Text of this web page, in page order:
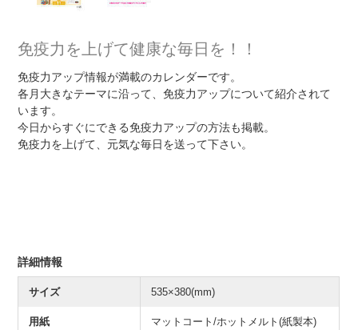
免疫力を上げて健康な毎日を！！
免疫力アップ情報が満載のカレンダーです。
各月大きなテーマに沿って、免疫力アップについて紹介されて
います。
今日からすぐにできる免疫力アップの方法も掲載。
免疫力を上げて、元気な毎日を送って下さい。
詳細情報
サイズ 535×380(mm)
用紙 マットコート/ホットメルト(紙製本)